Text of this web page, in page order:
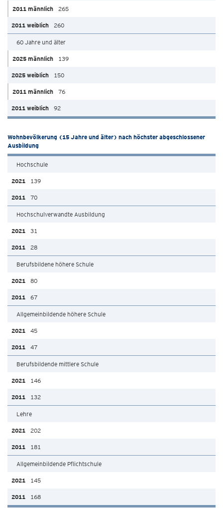
265
260
60 Jahre und älter
139
150
76
92
Wohnbevölkerung (15 Jahre und älter) nach höchster abgeschlossener
Ausbildung
Hochschule
139
70
Hochschulverwandte Ausbildung
31
28
Berufsbildene höhere Schule
80
67
Allgemeinbildende höhere Schule
45
47
Berufsbildende mittlere Schule
146
132
Lehre
202
181
Allgemeinbildende Pflichtschule
145
168